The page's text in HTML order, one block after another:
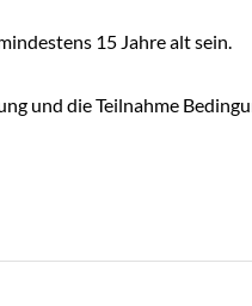
15 Jahre alt sein.
und die Teilnahme